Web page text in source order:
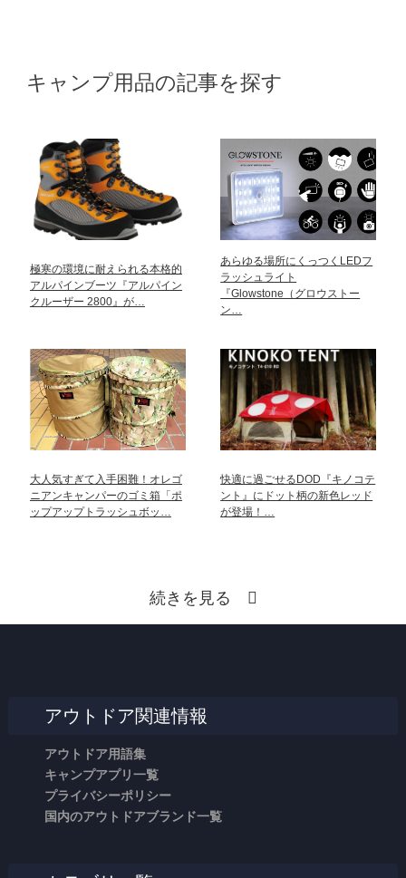
キャンプ用品の記事を探す
極寒の環境に耐えられる本格的
アルパインブーツ『アルパイン
クルーザー 2800』が…
あらゆる場所にくっつくLEDフ
ラッシュライト
『Glowstone（グロウストー
ン…
大人気すぎて入手困難！オレゴ
ニアンキャンパーのゴミ箱「ポ
ップアップトラッシュボッ…
快適に過ごせるDOD『キノコテ
ント』にドット柄の新色レッド
が登場！…
続きを見る
アウトドア関連情報
アウトドア用語集
キャンプアプリ一覧
プライバシーポリシー
国内のアウトドアブランド一覧